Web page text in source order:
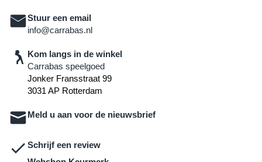
Stuur een email
info@carrabas.nl
Kom langs in de winkel
Carrabas speelgoed
Jonker Fransstraat 99
3031 AP Rotterdam
Meld u aan voor de nieuwsbrief
Schrijf een review